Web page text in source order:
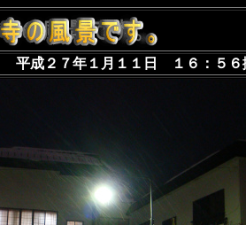
平成２７年１月１１日 １６：５６